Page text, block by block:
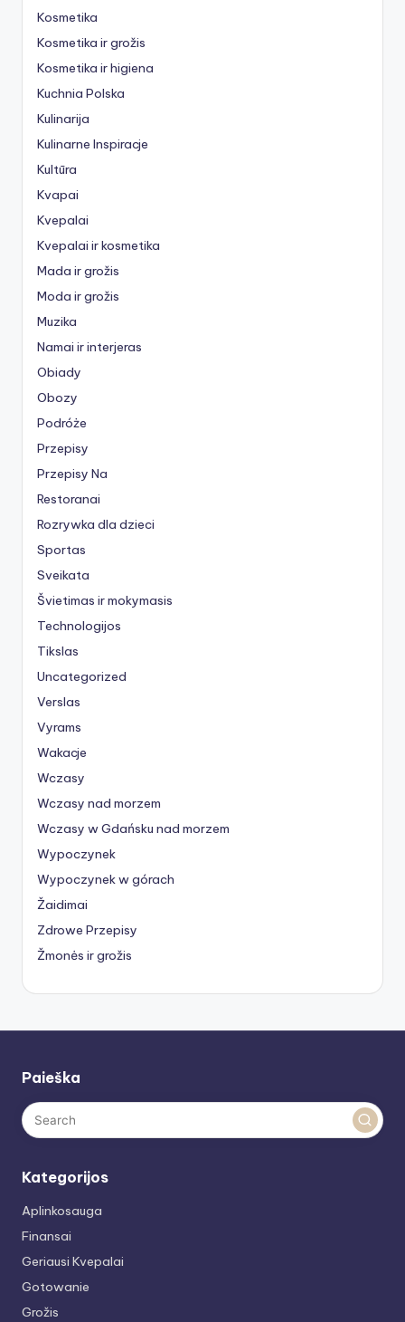
Kosmetika
Kosmetika ir grožis
Kosmetika ir higiena
Kuchnia Polska
Kulinarija
Kulinarne Inspiracje
Kultūra
Kvapai
Kvepalai
Kvepalai ir kosmetika
Mada ir grožis
Moda ir grožis
Muzika
Namai ir interjeras
Obiady
Obozy
Podróże
Przepisy
Przepisy Na
Restoranai
Rozrywka dla dzieci
Sportas
Sveikata
Švietimas ir mokymasis
Technologijos
Tikslas
Uncategorized
Verslas
Vyrams
Wakacje
Wczasy
Wczasy nad morzem
Wczasy w Gdańsku nad morzem
Wypoczynek
Wypoczynek w górach
Žaidimai
Zdrowe Przepisy
Žmonės ir grožis
Paieška
Kategorijos
Aplinkosauga
Finansai
Geriausi Kvepalai
Gotowanie
Grožis